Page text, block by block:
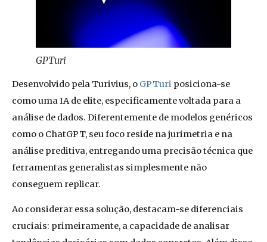
GPTuri
Desenvolvido pela Turivius, o GPTuri posiciona-se
como uma IA de elite, especificamente voltada para a
análise de dados. Diferentemente de modelos genéricos
como o ChatGPT, seu foco reside na jurimetria e na
análise preditiva, entregando uma precisão técnica que
ferramentas generalistas simplesmente não
conseguem replicar.
Ao considerar essa solução, destacam-se diferenciais
cruciais: primeiramente, a capacidade de analisar